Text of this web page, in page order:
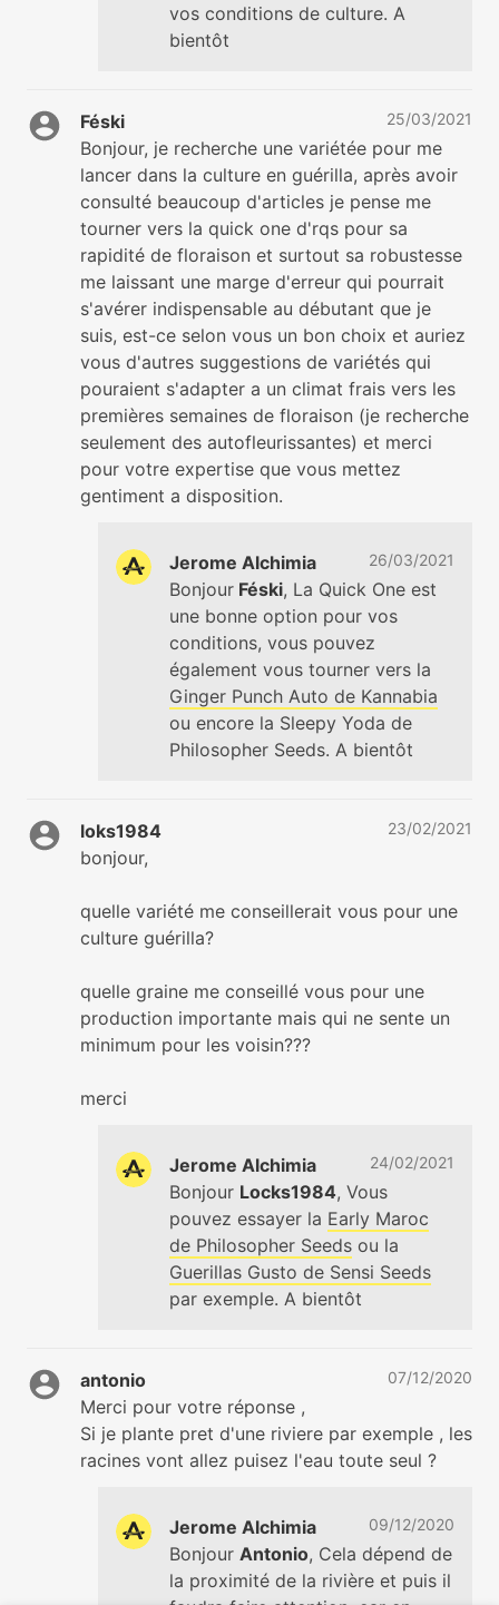
vos conditions de culture. A
bientôt
Féski 25/03/2021
Bonjour, je recherche une variétée pour me
lancer dans la culture en guérilla, après avoir
consulté beaucoup d'articles je pense me
tourner vers la quick one d'rqs pour sa
rapidité de floraison et surtout sa robustesse
me laissant une marge d'erreur qui pourrait
s'avérer indispensable au débutant que je
suis, est-ce selon vous un bon choix et auriez
vous d'autres suggestions de variétés qui
pouraient s'adapter a un climat frais vers les
premières semaines de floraison (je recherche
seulement des autofleurissantes) et merci
pour votre expertise que vous mettez
gentiment a disposition.
Jerome Alchimia 26/03/2021
Bonjour Féski, La Quick One est
une bonne option pour vos
conditions, vous pouvez
également vous tourner vers la
Ginger Punch Auto de Kannabia
ou encore la Sleepy Yoda de
Philosopher Seeds. A bientôt
loks1984 23/02/2021
bonjour,
quelle variété me conseillerait vous pour une
culture guérilla?
quelle graine me conseillé vous pour une
production importante mais qui ne sente un
minimum pour les voisin???
merci
Jerome Alchimia 24/02/2021
Bonjour Locks1984, Vous
pouvez essayer la Early Maroc
de Philosopher Seeds ou la
Guerillas Gusto de Sensi Seeds
par exemple. A bientôt
antonio 07/12/2020
Merci pour votre réponse ,
Si je plante pret d'une riviere par exemple , les
racines vont allez puisez l'eau toute seul ?
Jerome Alchimia 09/12/2020
Bonjour Antonio, Cela dépend de
la proximité de la rivière et puis il